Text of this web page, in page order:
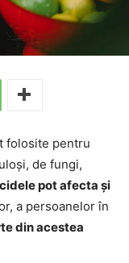
folosite pentru
de fungi,
pot afecta și
a persoanelor în
din acestea